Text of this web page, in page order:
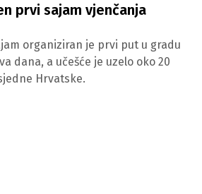
prvi sajam vjenčanja
organiziran je prvi put u gradu
dana, a učešće je uzelo oko 20
Hrvatske.